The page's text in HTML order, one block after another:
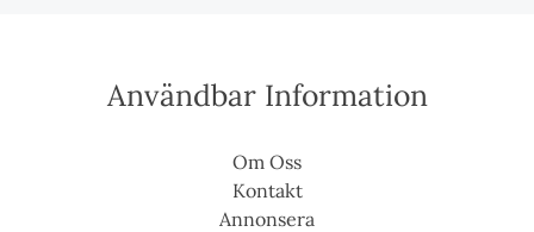
Användbar Information
Om Oss
Kontakt
Annonsera